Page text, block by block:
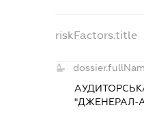
riskFactors.title
"ДЖЕНЕРАЛ-